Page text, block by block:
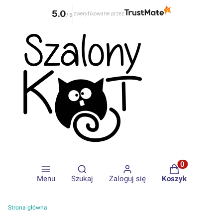
Menu
Otwórz wyszukiwarkę
Szukaj Zaloguj się
Produkty w
Koszyk
Strona główna
5.0/ 5 zweryfikowane przez